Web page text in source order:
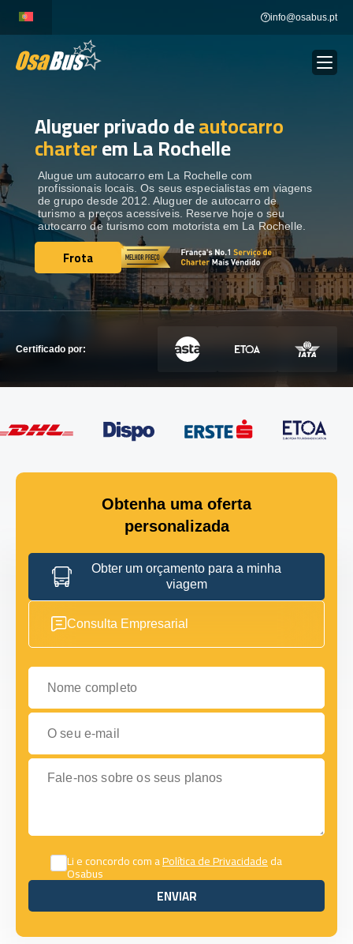
content
info@osabus.pt
ALUGUER DE AUTOCARROS
DESTINOS
FROTA
ENTRE EM CONTACTO
ENTRE EM CONTACTO
Aluguer privado deautocarro
charterem La Rochelle
Alugue um autocarro em La Rochelle com
profissionais locais. Os seus especialistas em viagens
de grupo desde 2012. Aluguer de autocarro de
turismo a preços acessíveis. Reserve hoje o seu
autocarro de turismo com motorista em La Rochelle.
Frota
Frota
Certificado por:
Obtenha uma oferta
personalizada
Obter um orçamento para a minha
viagem
Consulta Empresarial
Nome completo
O seu e-mail
Fale-nos sobre os seus planos
Li e concordo com aPolítica de Privacidadeda
Osabus
ENVIAR
ENVIAR